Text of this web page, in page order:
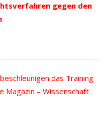
gegen den
das Training
Magazin – Wissenschaft